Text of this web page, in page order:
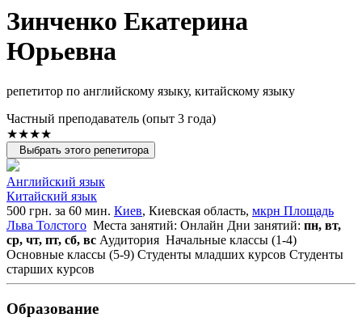
Зинченко Екатерина
Юрьевна
репетитор по английскому языку, китайскому языку
Частный преподаватель (опыт 3 года)
★★★★
Выбрать этого репетитора
Английский язык
Китайский язык
500 грн. за 60 мин. Киев, Киевская область, мкрн Площадь
Льва Толстого Места занятий: Онлайн Дни занятий: пн, вт,
ср, чт, пт, сб, вс Аудитория Начальные классы (1-4)
Основные классы (5-9) Студенты младших курсов Студенты
старших курсов
Образование